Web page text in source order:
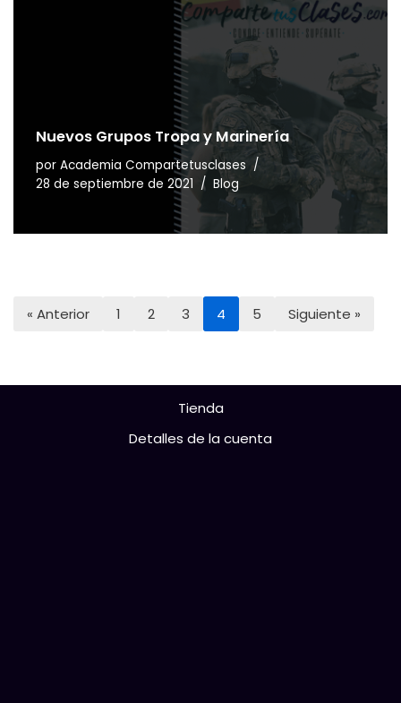
Nuevos Grupos Tropa y Marinería
por Academia Compartetusclases
28 de septiembre de 2021
Blog
« Anterior 1 2 3 4 5 Siguiente »
Tienda
Detalles de la cuenta